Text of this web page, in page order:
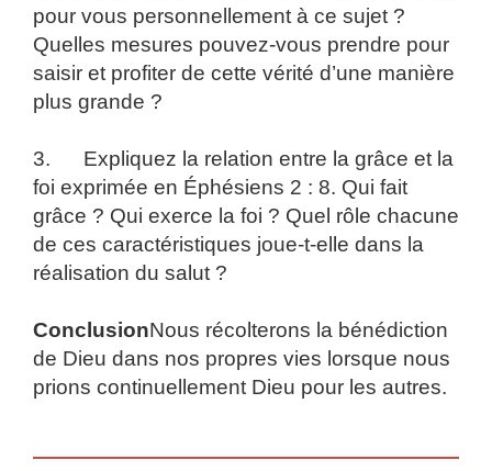
pour vous personnellement à ce sujet ?
Quelles mesures pouvez-vous prendre pour
saisir et profiter de cette vérité d’une manière
plus grande ?
3. Expliquez la relation entre la grâce et la
foi exprimée en Éphésiens 2 : 8. Qui fait
grâce ? Qui exerce la foi ? Quel rôle chacune
de ces caractéristiques joue-t-elle dans la
réalisation du salut ?
ConclusionNous récolterons la bénédiction
de Dieu dans nos propres vies lorsque nous
prions continuellement Dieu pour les autres.